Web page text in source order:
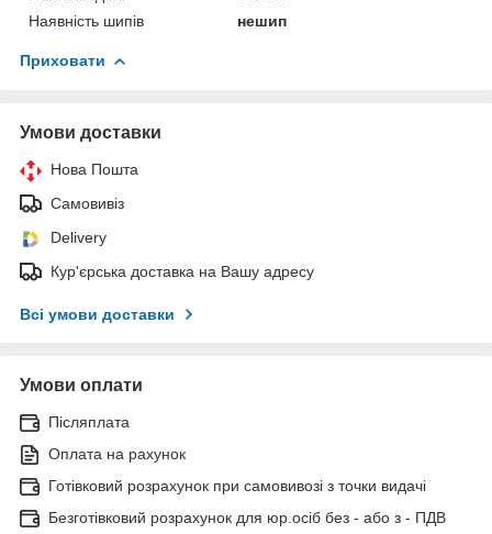
Наявність шипів
нешип
Приховати
Умови доставки
Нова Пошта
Самовивіз
Delivery
Кур'єрська доставка на Вашу адресу
Всі умови доставки
Умови оплати
Післяплата
Оплата на рахунок
Готівковий розрахунок при самовивозі з точки видачі
Безготівковий розрахунок для юр.осіб без - або з - ПДВ